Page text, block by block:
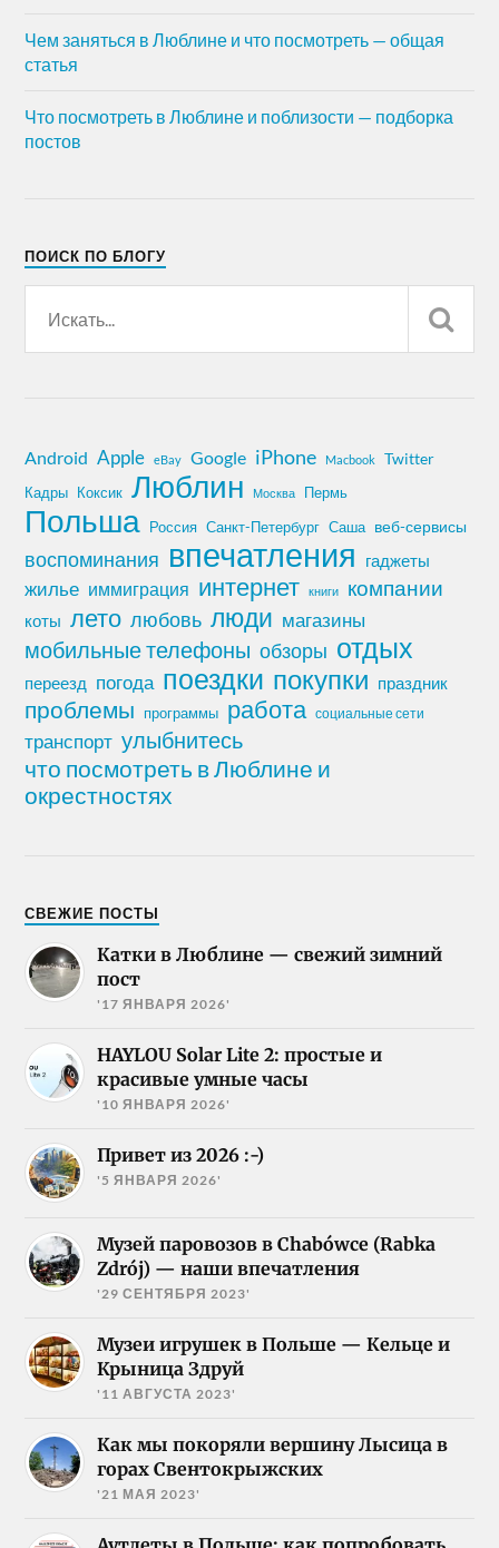
Чем заняться в Люблине и что посмотреть — общая
статья
Что посмотреть в Люблине и поблизости — подборка
постов
ПОИСК ПО БЛОГУ
Android Apple eBay Google iPhone Macbook Twitter
Кадры Коксик Люблин Москва Пермь
Польша Россия Санкт-Петербург Саша веб-сервисы
воспоминания впечатления гаджеты
жилье иммиграция интернет книги компании
коты лето любовь люди магазины
мобильные телефоны обзоры отдых
переезд погода поездки покупки праздник
проблемы программы работа социальные сети
транспорт улыбнитесь
что посмотреть в Люблине и
окрестностях
СВЕЖИЕ ПОСТЫ
Катки в Люблине — свежий зимний
пост
'17 ЯНВАРЯ 2026'
HAYLOU Solar Lite 2: простые и
красивые умные часы
'10 ЯНВАРЯ 2026'
Привет из 2026 :-)
'5 ЯНВАРЯ 2026'
Музей паровозов в Chabówce (Rabka
Zdrój) — наши впечатления
'29 СЕНТЯБРЯ 2023'
Музеи игрушек в Польше — Кельце и
Крыница Здруй
'11 АВГУСТА 2023'
Как мы покоряли вершину Лысица в
горах Свентокрыжских
'21 МАЯ 2023'